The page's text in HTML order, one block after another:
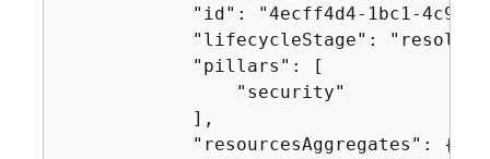
"id": "4ecff4d4-1bc1-4c99-
"lifecycleStage":
            "pillars": [
                "security"
            ],
            "resourcesAggregates":
{